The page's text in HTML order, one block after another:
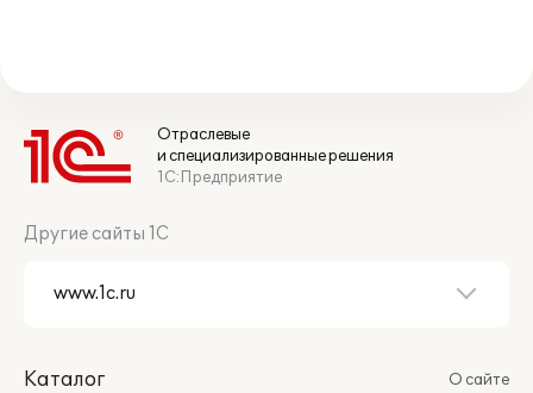
Отраслевые
и специализированные решения
1С:Предприятие
Другие сайты 1С
Каталог
О сайте